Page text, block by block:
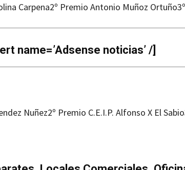
Carpena2º Premio Antonio Muñoz Ortuño
name=’Adsense noticias’ /]
Nuñez2º Premio C.E.I.P. Alfonso X El Sabio